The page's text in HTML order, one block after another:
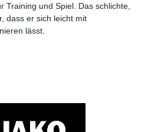
Training und Spiel. Das schlichte,
dass er sich leicht mit
lässt.